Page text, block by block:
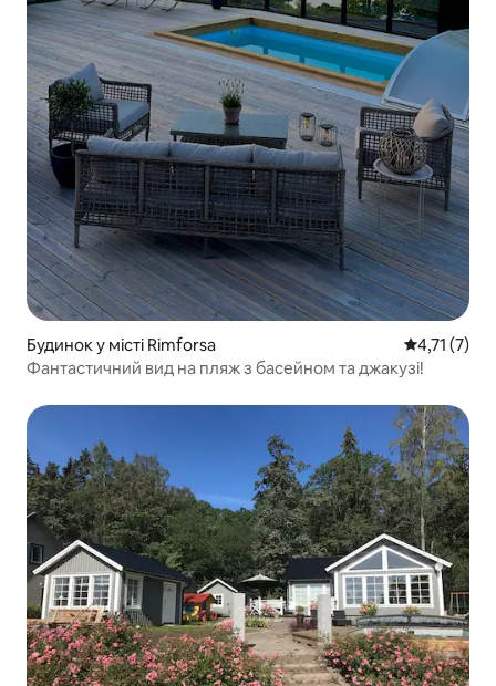
Будинок у місті Rimforsa Середня
4,71 (7)
Фантастичний вид на пляж з басейном та джакузі!